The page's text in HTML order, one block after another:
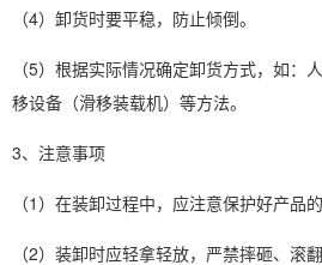
（4）卸货时要平稳，防止倾倒。
（5）根据实际情况确定卸货方式，如：
移设备（滑移装载机）等方法。
3、注意事项
（1）在装卸过程中，应注意保护好产品
（2）装卸时应轻拿轻放，严禁摔砸、滚